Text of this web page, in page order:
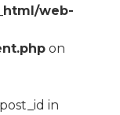
web-
on
in